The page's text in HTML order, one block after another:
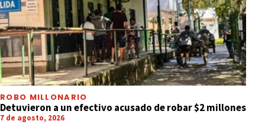
ROBO MILLONARIO
Detuvieron a un efectivo acusado de robar $2 millones
7 de agosto, 2026